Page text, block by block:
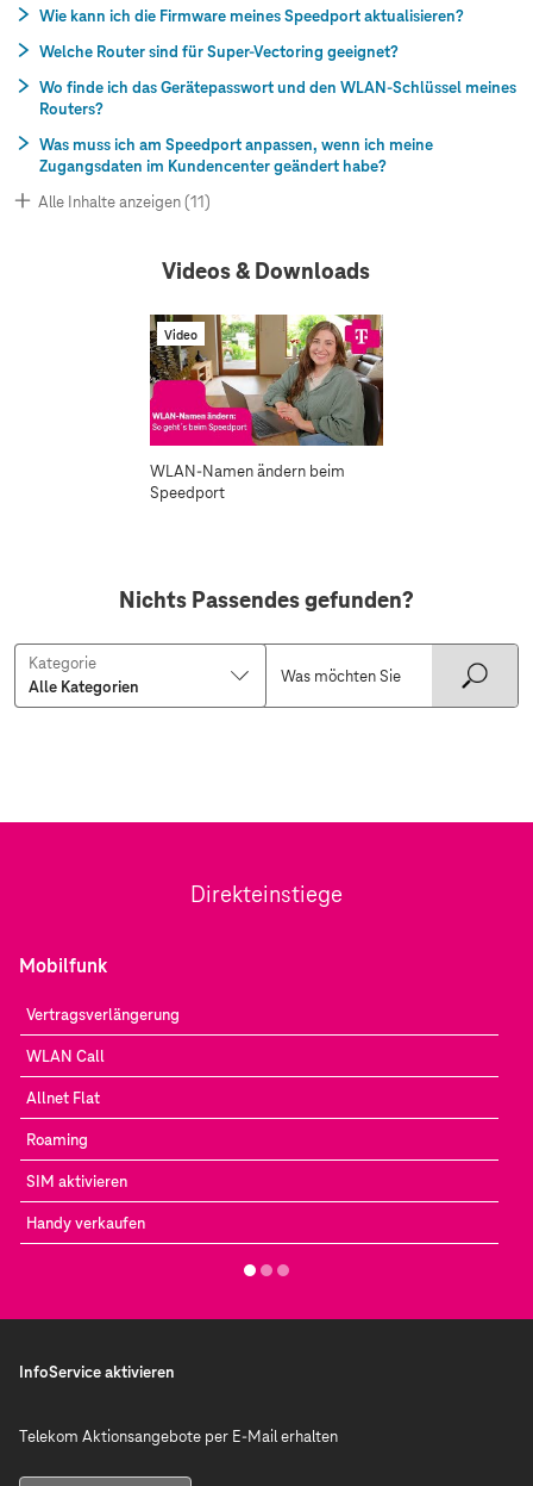
Wie kann ich die Firmware meines Speedport aktualisieren?
Welche Router sind für Super-Vectoring geeignet?
Wo finde ich das Gerätepasswort und den WLAN-Schlüssel meines
Routers?
Was muss ich am Speedport anpassen, wenn ich meine
Zugangsdaten im Kundencenter geändert habe?
Alle Inhalte anzeigen (11)
Videos & Downloads
Video
WLAN-Namen ändern beim
Speedport
Nichts Passendes gefunden?
Kategorie
Direkteinstiege
Mobilfunk
Vertragsverlängerung
WLAN Call
Allnet Flat
Roaming
SIM aktivieren
Handy verkaufen
InfoService aktivieren
Telekom Aktionsangebote per E-Mail erhalten